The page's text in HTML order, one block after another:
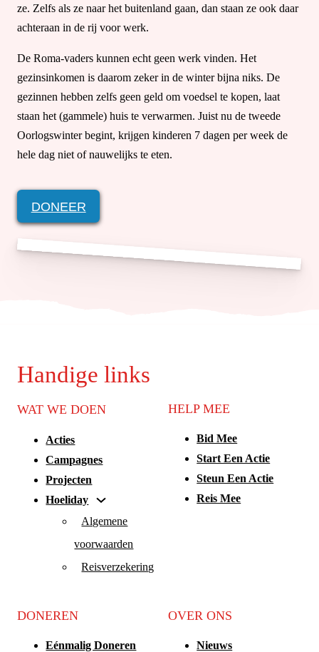
ze. Zelfs als ze naar het buitenland gaan, dan staan ze ook daar
achteraan in de rij voor werk.
De Roma-vaders kunnen echt geen werk vinden. Het
gezinsinkomen is daarom zeker in de winter bijna niks. De
gezinnen hebben zelfs geen geld om voedsel te kopen, laat
staan het (gammele) huis te verwarmen. Juist nu de tweede
Oorlogswinter begint, krijgen kinderen 7 dagen per week de
hele dag niet of nauwelijks te eten.
DONEER
Handige links
WAT WE DOEN
Acties
Campagnes
Projecten
Hoeliday
Algemene
voorwaarden
Reisverzekering
HELP MEE
Bid Mee
Start Een Actie
Steun Een Actie
Reis Mee
DONEREN
Eénmalig Doneren
OVER ONS
Nieuws